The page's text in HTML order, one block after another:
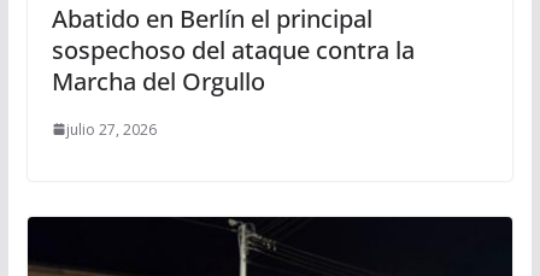
Abatido en Berlín el principal
sospechoso del ataque contra la
Marcha del Orgullo
julio 27, 2026